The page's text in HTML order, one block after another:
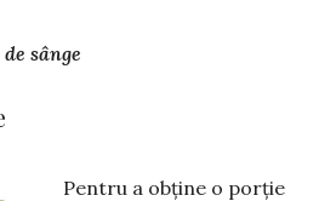
sânge
Pentru a obține o porție